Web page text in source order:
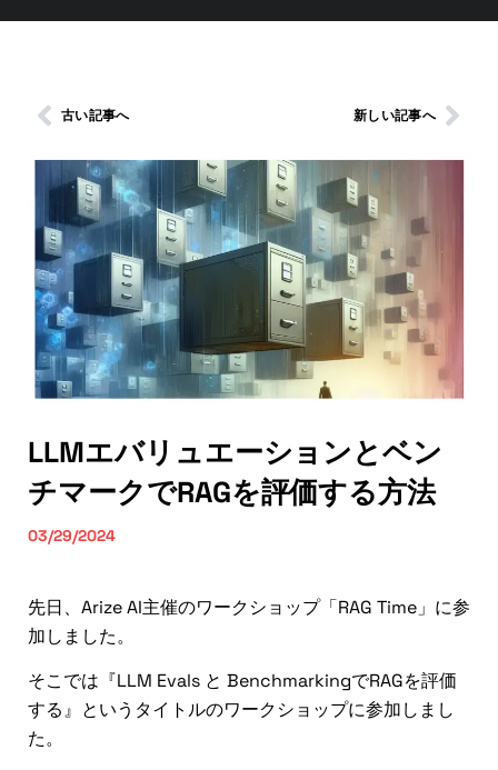
古い記事へ 新しい記事へ
LLMエバリュエーションとベン
チマークでRAGを評価する方法
03/29/2024
先日、Arize AI主催のワークショップ「RAG Time」に参
加しました。
そこでは『LLM Evals と BenchmarkingでRAGを評価
する』というタイトルのワークショップに参加しまし
た。